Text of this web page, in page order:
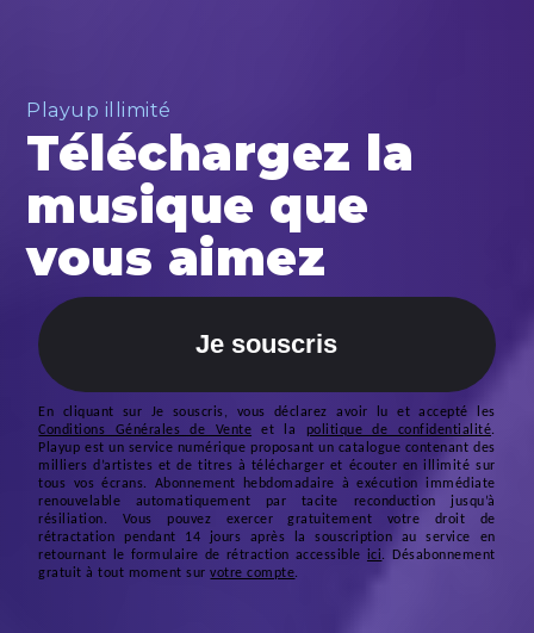
Playup illimité
Téléchargez la
musique que
vous aimez
Je souscris
En cliquant sur Je souscris, vous déclarez avoir lu et accepté les
Conditions Générales de Vente et la politique de confidentialité.
Playup est un service numérique proposant un catalogue contenant des
milliers d’artistes et de titres à télécharger et écouter en illimité sur
tous vos écrans. Abonnement hebdomadaire à exécution immédiate
renouvelable automatiquement par tacite reconduction jusqu’à
résiliation. Vous pouvez exercer gratuitement votre droit de
rétractation pendant 14 jours après la souscription au service en
retournant le formulaire de rétraction accessible ici. Désabonnement
gratuit à tout moment survotre compte.